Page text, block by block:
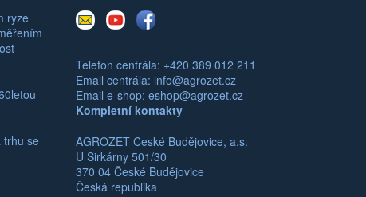
ryze
trhu se
E-
mail
YoutubeFacebook
Telefon centrála: +420 389 012 211
Email centrála: info@agrozet.cz
Email e-shop: eshop@agrozet.cz
Kompletní kontakty
AGROZET České Budějovice, a.s.
U Sirkárny 501/30
370 04 České Budějovice
Česká republika